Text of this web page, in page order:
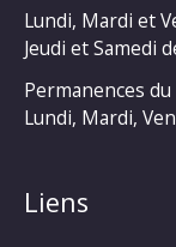
Lundi, Mardi et
Jeudi et Samedi
Permanences du
Lundi, Mardi,
Liens